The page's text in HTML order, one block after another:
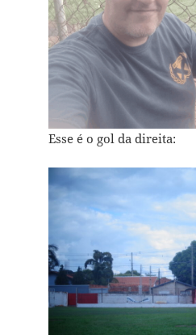
Esse é o gol da direita: